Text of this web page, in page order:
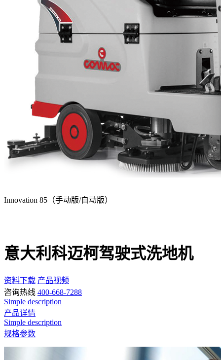
Innovation 85（手动版/自动版）
意大利科迈柯驾驶式洗地机
资料下载 产品视频
咨询热线 400-668-7288
Simple description
产品详情
Simple description
规格参数